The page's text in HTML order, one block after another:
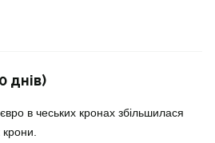
днів)
в чеських кронах збільшилася